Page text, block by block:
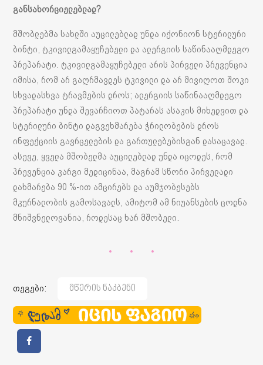
განსახორციელებლად?
მშობლებმა სახლში აუცილებლად უნდა იქონიონ სტერილური
ბინტი, ტკივილგამაყუჩებელი და ალერგიის საწინააღმდეგო
პრეპარატი. ტკივილგამაყუჩებელი არის პირველი პრევენცია
იმისა, რომ არ გაღრმავდეს ტკივილი და არ მივიღოთ შოკი
სხვადასხვა ტრავმების დროს; ალერგიის საწინააღმდეგო
პრეპარატი უნდა შევარჩიოთ პატარას ასაკის მიხედვით და
სტერილური ბინტი დაგვეხმარება ჭრილობების დროს
ინფექციის გავრცელების და გართულებებისგან დასაცავად.
ასევე, ყველა მშობელმა აუცილებლად უნდა იცოდეს, რომ
პრევენცია კარგი მედიცინაა, მაგრამ სწორი პირველადი
დახმარება 90 %-ით ამცირებს და აუმჯობესებს
მკურნალობის გამოსავალს, ამიტომ ამ ნიუანსების ცოდნა
მნიშვნელოვანია, როდესაც ხარ მშობელი.
თეგები: Მწერის Ნაკბენი